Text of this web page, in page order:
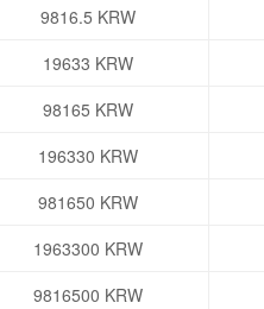
9816.5 KRW
19633 KRW
98165 KRW
196330 KRW
981650 KRW
1963300 KRW
9816500 KRW